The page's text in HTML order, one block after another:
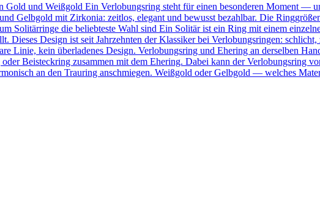
und Weißgold Ein Verlobungsring steht für einen besonderen Moment —
Gelbgold mit Zirkonia: zeitlos, elegant und bewusst bezahlbar. Die
Solitärringe die beliebteste Wahl sind Ein Solitär ist ein Ring mit einem
Dieses Design ist seit Jahrzehnten der Klassiker bei Verlobungsringen:
Linie, kein überladenes Design. Verlobungsring und Ehering an derselben
Beisteckring zusammen mit dem Ehering. Dabei kann der Verlobungsring
an den Trauring anschmiegen. Weißgold oder Gelbgold — welches